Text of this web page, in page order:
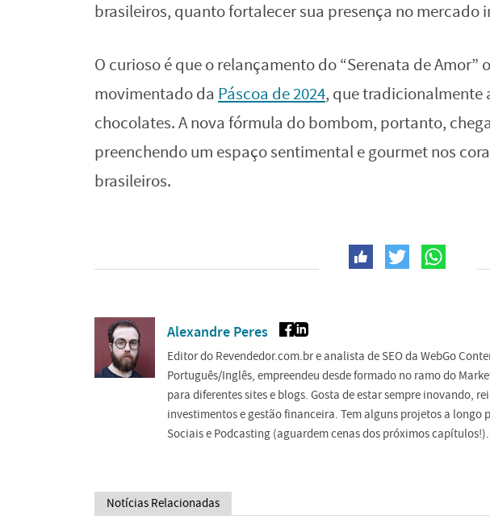
brasileiros, quanto fortalecer sua presença no mercado
O curioso é que o relançamento do “Serenata de Amor”
movimentado da Páscoa de 2024, que tradicionalmente
chocolates. A nova fórmula do bombom, portanto,
preenchendo um espaço sentimental e gourmet nos
brasileiros.
Alexandre Peres
Editor do Revendedor.com.br e analista de SEO da WebGo
Português/Inglês, empreendeu desde formado no ramo do
para diferentes sites e blogs. Gosta de estar sempre inovando,
investimentos e gestão financeira. Tem alguns projetos a longo
Sociais e Podcasting (aguardem cenas dos próximos capítulos!).
Notícias Relacionadas